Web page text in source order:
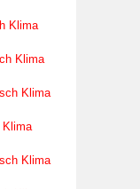
Klima
Klima
Klima
Klima
Klima